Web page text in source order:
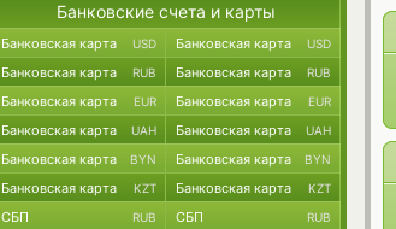
Банковские счета и карты
Банковская карта USD Банковская карта USD
Банковская карта RUB Банковская карта RUB
Банковская карта EUR Банковская карта EUR
Банковская карта UAH Банковская карта UAH
Банковская карта BYN Банковская карта BYN
Банковская карта KZT Банковская карта KZT
СБП RUB СБП RUB